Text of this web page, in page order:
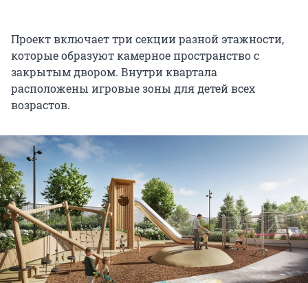
Проект включает три секции разной этажности,
которые образуют камерное пространство с
закрытым двором. Внутри квартала
расположены игровые зоны для детей всех
возрастов.